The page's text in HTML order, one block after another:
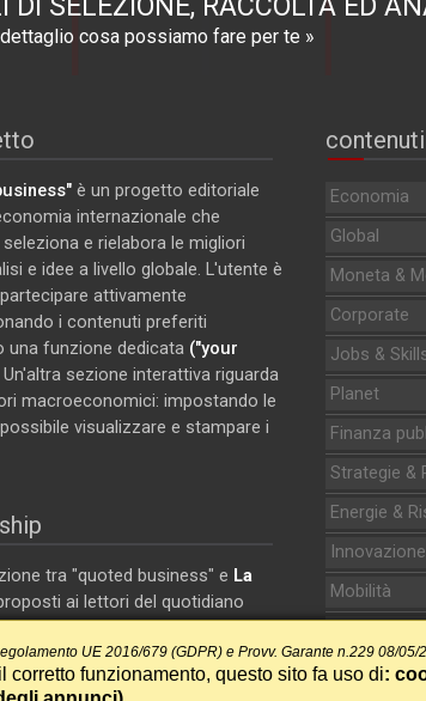
cosa possiamo fare per te »
è un progetto editoriale
internazionale che
e rielabora le migliori
e idee a livello globale. L'utente è
attivamente
i contenuti preferiti
una funzione dedicata ("your
Un'altra sezione interattiva riguarda
macroeconomici: impostando le
visualizzare e stampare i
tra "quoted business" e La
ai lettori del quotidiano
contenuti
Economia
Global
Moneta &
Corporate
Jobs &
Planet
Finanza
Strategie &
Energie &
Innovazione
Mobilità
Sport
UE 2016/679 (GDPR) e Provv. Garante n.229 08/05/
corretto funzionamento, questo sito fa uso di: